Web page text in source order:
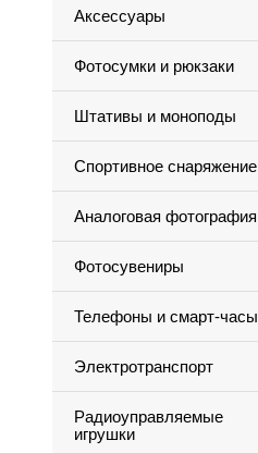
Аксессуары
Фотосумки и рюкзаки
Штативы и моноподы
Спортивное снаряжение
Аналоговая фотография
Фотосувениры
Телефоны и смарт-часы
Электротранспорт
Радиоуправляемые
игрушки